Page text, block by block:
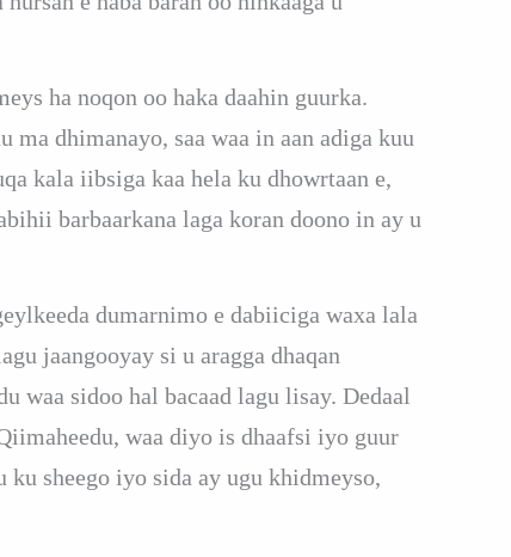
ha noqon oo haka daahin guurka.
ma dhimanayo, saa waa in aan adiga kuu
kala iibsiga kaa hela ku dhowrtaan e,
barbaarkana laga koran doono in ay u
dumarnimo e dabiiciga waxa lala
jaangooyay si u aragga dhaqan
waa sidoo hal bacaad lagu lisay. Dedaal
waa diyo is dhaafsi iyo guur
ku sheego iyo sida ay ugu khidmeyso,